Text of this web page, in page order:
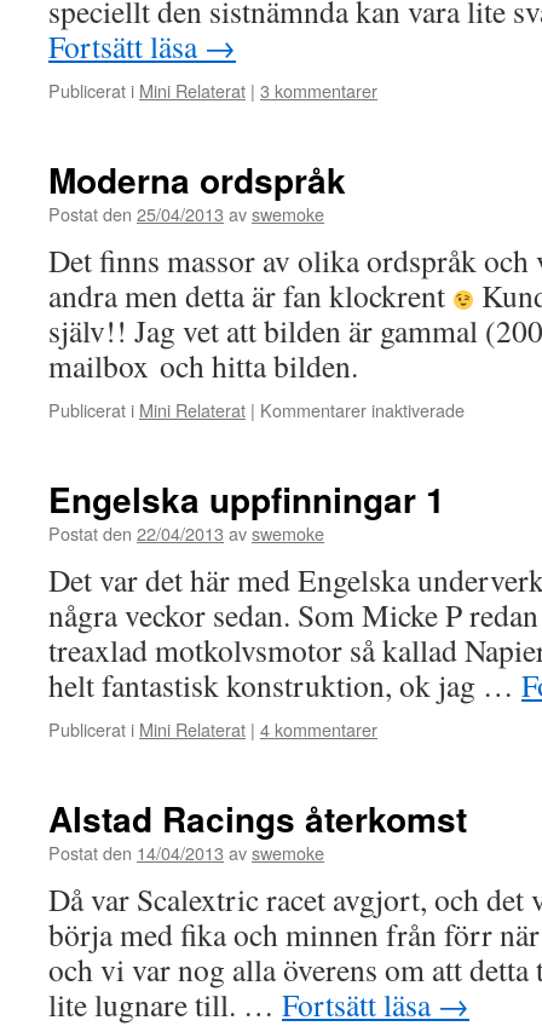
speciellt den sistnämnda kan vara lite
Fortsätt läsa →
Publicerat i Mini Relaterat | 3 kommentarer
Moderna ordspråk
Postat den 25/04/2013 avswemoke
Det finns massor av olika ordspråk
andra men detta är fan klockrent
själv!! Jag vet att bilden är gammal
mailbox och hitta bilden.
Publicerat i Mini Relaterat | Kommentarer inaktiveradeför
Engelska uppfinningar 1
Postat den 22/04/2013 avswemoke
Det var det här med Engelska
några veckor sedan. Som Micke P
treaxlad motkolvsmotor så kallad
helt fantastisk konstruktion, ok jag …
Publicerat i Mini Relaterat | 4 kommentarer
Alstad Racings återkomst
Postat den 14/04/2013 avswemoke
Då var Scalextric racet avgjort, och det
börja med fika och minnen från förr
och vi var nog alla överens om att
lite lugnare till. … Fortsätt läsa →